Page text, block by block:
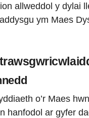
allweddol y dylai
ym Maes
o’r Maes
hanfodol ar gyfer